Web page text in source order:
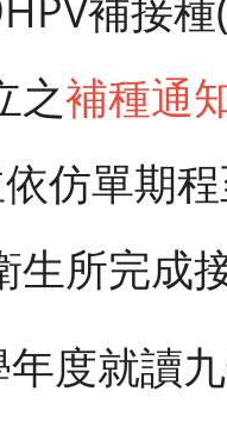
之補種通
仿單期
生所完成
度就讀